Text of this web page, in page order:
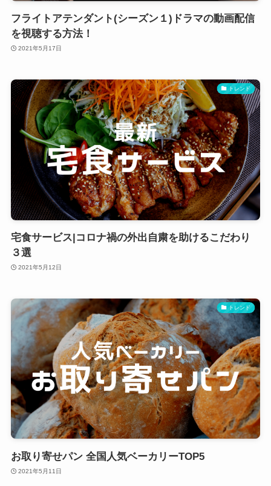
フライトアテンダント(シーズン１)ドラマの動画配信
を視聴する方法！
2021年5月17日
トレンド
宅食サービス|コロナ禍の外出自粛を助けるこだわり
３選
2021年5月12日
トレンド
お取り寄せパン 全国人気ベーカリーTOP5
2021年5月11日